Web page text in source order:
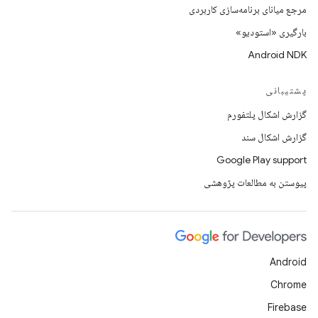
مرجع میانای برنامه‌سازی کاربردی
بارگیری «استودیو»
Android NDK
پشتیبانی
گزارش اشکال پلتفورم
گزارش اشکال سند
Google Play support
پیوستن به مطالعات پژوهشی
Android
Chrome
Firebase